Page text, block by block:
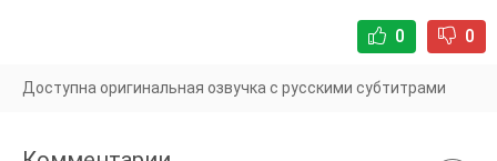
0 0
Доступна оригинальная озвучка с русскими субтитрами